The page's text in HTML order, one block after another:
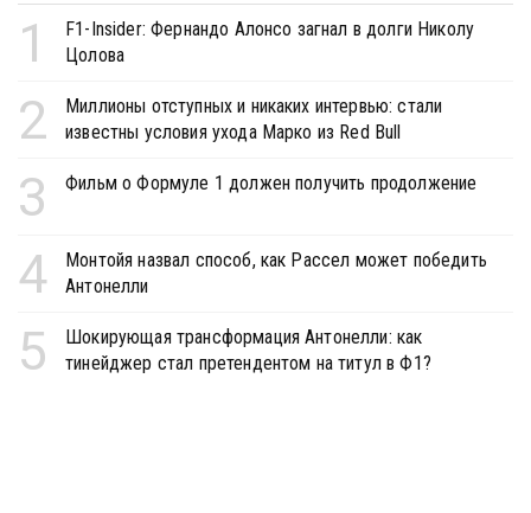
1
F1-Insider: Фернандо Алонсо загнал в долги Николу
Цолова
2
Миллионы отступных и никаких интервью: стали
известны условия ухода Марко из Red Bull
3 Фильм о Формуле 1 должен получить продолжение
4
Монтойя назвал способ, как Рассел может победить
Антонелли
5
Шокирующая трансформация Антонелли: как
тинейджер стал претендентом на титул в Ф1?